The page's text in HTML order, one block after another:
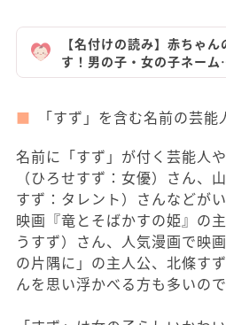
【名付けの読み】赤ちゃ
す！男の子・女の子ネー
「すず」を含む名前の芸能
名前に「すず」が付く芸能人
（ひろせすず：女優）さん、
すず：タレント）さんなどが
映画『竜とそばかすの姫』の
うすず）さん、人気漫画で映
の片隅に」の主人公、北條す
んを思い浮かべる方も多いの